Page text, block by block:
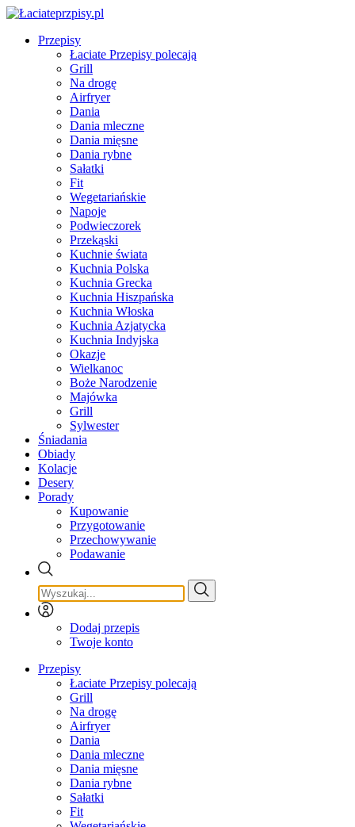
Przepisy
Łaciate Przepisy polecają
Grill
Na drogę
Airfryer
Dania
Dania mleczne
Dania mięsne
Dania rybne
Sałatki
Fit
Wegetariańskie
Napoje
Podwieczorek
Przekąski
Kuchnie świata
Kuchnia Polska
Kuchnia Grecka
Kuchnia Hiszpańska
Kuchnia Włoska
Kuchnia Azjatycka
Kuchnia Indyjska
Okazje
Wielkanoc
Boże Narodzenie
Majówka
Grill
Sylwester
Śniadania
Obiady
Kolacje
Desery
Porady
Kupowanie
Przygotowanie
Przechowywanie
Podawanie
Dodaj przepis
Twoje konto
Przepisy
Łaciate Przepisy polecają
Grill
Na drogę
Airfryer
Dania
Dania mleczne
Dania mięsne
Dania rybne
Sałatki
Fit